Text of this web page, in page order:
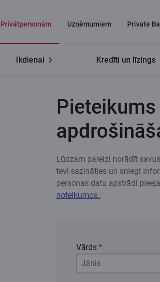
Privātpersonām Uzņēmumiem Private
Ikdienai Kredīti un līzings
Lūdzam pareizi norādīt
tevi sazināties un sniegt
personas datu apstrādi
noteikumos..
Vārds *